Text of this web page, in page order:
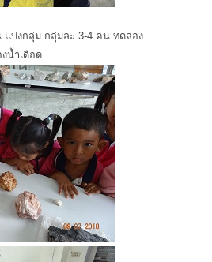
แบ่งกลุ่ม กลุ่มละ 3-4 คน ทดลอง
น้ำเดือด